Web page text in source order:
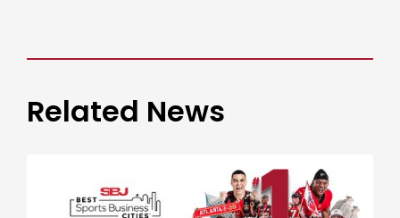
Related News